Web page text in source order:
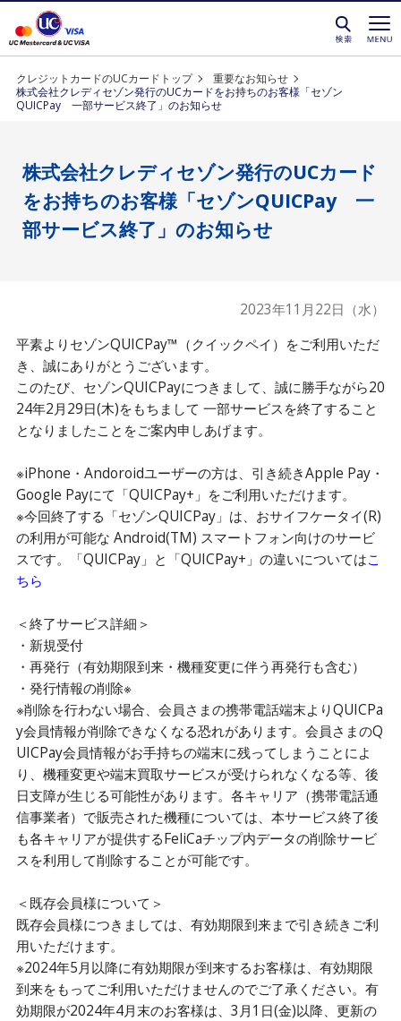
クレジットカードを選ぶなら永久不滅ポイントが
クレジットカードのUCカードトップ
重要なお知らせ
株式会社クレディセゾン発行のUCカードをお持ちのお客様「セゾン
QUICPay 一部サービス終了」のお知らせ
株式会社クレディセゾン発行のUCカード
をお持ちのお客様「セゾンQUICPay 一
部サービス終了」のお知らせ
2023年11月22日（水）
平素よりセゾンQUICPay™（クイックペイ）をご利用いただ
き、誠にありがとうございます。
このたび、セゾンQUICPayにつきまして、誠に勝手ながら20
24年2月29日(木)をもちまして 一部サービスを終了すること
となりましたことをご案内申しあげます。
※iPhone・Andoroidユーザーの方は、引き続きApple Pay・
Google Payにて「QUICPay+」をご利用いただけます。
※今回終了する「セゾンQUICPay」は、おサイフケータイ(R)
の利用が可能な Android(TM) スマートフォン向けのサービ
スです。「QUICPay」と「QUICPay+」の違いについてはこ
ちら
＜終了サービス詳細＞
・新規受付
・再発行（有効期限到来・機種変更に伴う再発行も含む）
・発行情報の削除※
※削除を行わない場合、会員さまの携帯電話端末よりQUICPa
y会員情報が削除できなくなる恐れがあります。会員さまのQ
UICPay会員情報がお手持ちの端末に残ってしまうことによ
り、機種変更や端末買取サービスが受けられなくなる等、後
日支障が生じる可能性があります。各キャリア（携帯電話通
信事業者）で販売された機種については、本サービス終了後
も各キャリアが提供するFeliCaチップ内データの削除サービ
スを利用して削除することが可能です。
＜既存会員様について＞
既存会員様につきましては、有効期限到来まで引き続きご利
用いただけます。
※2024年5月以降に有効期限が到来するお客様は、有効期限
到来をもってご利用いただけませんのでご了承ください。有
効期限が2024年4月末のお客様は、3月1日(金)以降、更新の